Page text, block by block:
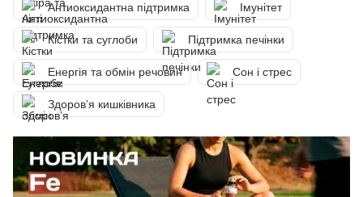
Антиоксидантна підтримка Імунітет
Кістки та суглоби Підтримка печінки
Енергія та обмін речовин Сон і стрес
Здоровʼя кишківника